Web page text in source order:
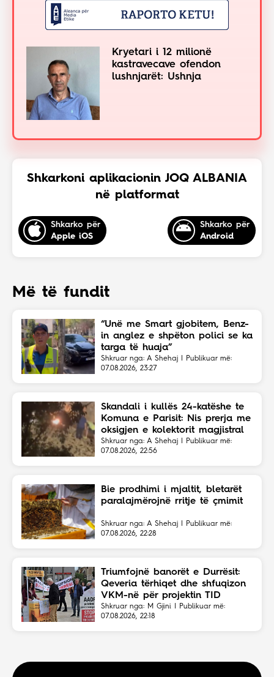
Kryetari i 12 milionë
kastravecave ofendon
lushnjarët: Ushnja
Shkarkoni aplikacionin JOQ ALBANIA
në platformat
Shkarko për
Apple iOS
Shkarko për
Android
Më të fundit
“Unë me Smart gjobitem, Benz-
in anglez e shpëton polici se ka
targa të huaja”
Shkruar nga: A Shehaj | Publikuar më:
07.08.2026, 23:27
Skandali i kullës 24-katëshe te
Komuna e Parisit: Nis prerja me
oksigjen e kolektorit magjistral
në fshehtësi
Shkruar nga: A Shehaj | Publikuar më:
07.08.2026, 22:56
Bie prodhimi i mjaltit, bletarët
paralajmërojnë rritje të çmimit
Shkruar nga: A Shehaj | Publikuar më:
07.08.2026, 22:28
Triumfojnë banorët e Durrësit:
Qeveria tërhiqet dhe shfuqizon
VKM-në për projektin TID
Shkruar nga: M Gjini | Publikuar më:
07.08.2026, 22:18